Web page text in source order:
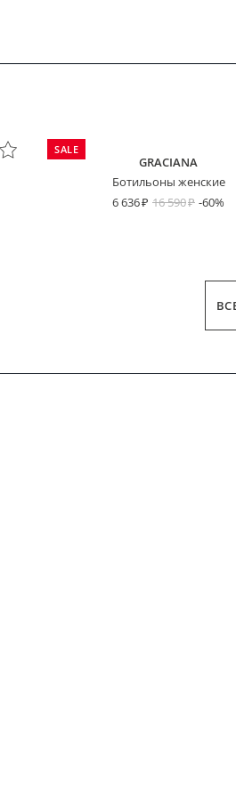
SALE
GRACIANA
Ботильоны женские
6 636
16 590 -60%